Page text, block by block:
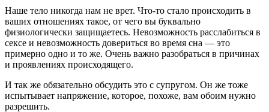
Наше тело никогда нам не врет. Что-то стало происходить в
ваших отношениях такое, от чего вы буквально
физиологически защищаетесь. Невозможность расслабиться в
сексе и невозможность довериться во время сна — это
примерно одно и то же. Очень важно разобраться в причинах
и проявлениях происходящего.
И так же обязательно обсудить это с супругом. Он же тоже
испытывает напряжение, которое, похоже, вам обоим нужно
разрешить.